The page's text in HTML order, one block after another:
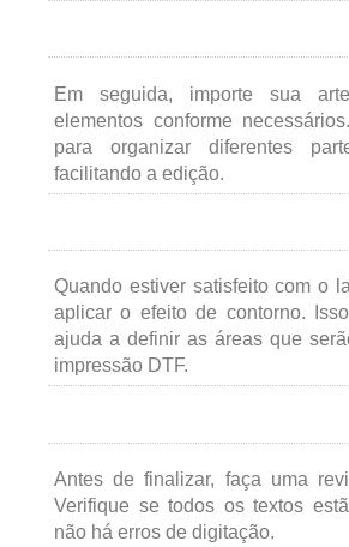
Em seguida, importe sua
elementos conforme
para organizar diferentes
facilitando a edição.
Quando estiver satisfeito com o
aplicar o efeito de contorno.
ajuda a definir as áreas que
impressão DTF.
Antes de finalizar, faça uma
Verifique se todos os textos
não há erros de digitação.